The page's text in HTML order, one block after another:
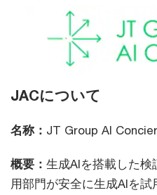
JACについて
名称： JT Group AI
概要： 生成AIを搭載した検
用部門が安全に生成AIを